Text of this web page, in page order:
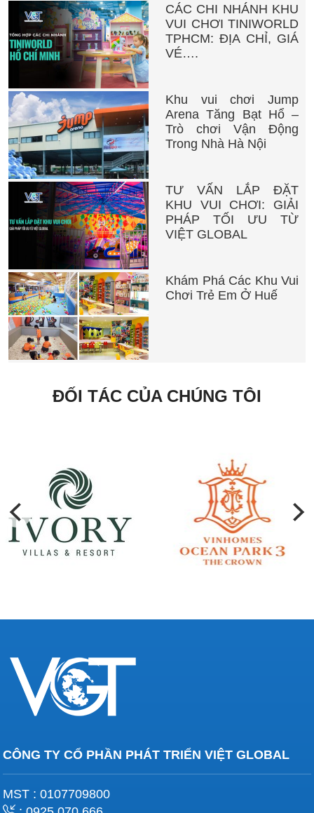
CÁC CHI NHÁNH KHU
VUI CHƠI TINIWORLD
TPHCM: ĐỊA CHỈ, GIÁ
VÉ….
Khu vui chơi Jump
Arena Tăng Bạt Hổ –
Trò chơi Vận Động
Trong Nhà Hà Nội
TƯ VẤN LẮP ĐẶT
KHU VUI CHƠI: GIẢI
PHÁP TỐI ƯU TỪ
VIỆT GLOBAL
Khám Phá Các Khu Vui
Chơi Trẻ Em Ở Huế
ĐỐI TÁC CỦA CHÚNG TÔI
CÔNG TY CỔ PHẦN PHÁT TRIỂN VIỆT GLOBAL
MST : 0107709800